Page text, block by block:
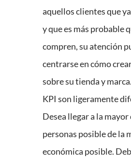
aquellos clientes que
y que es más probable
compren, su atención
centrarse en cómo
sobre su tienda y
KPI son ligeramente
Desea llegar a la
personas posible de la
económica posible.